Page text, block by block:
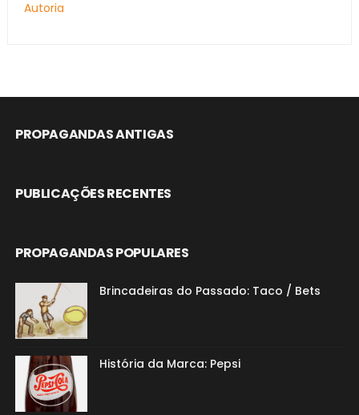
Autoria
PROPAGANDAS ANTIGAS
PUBLICAÇÕES RECENTES
PROPAGANDAS POPULARES
Brincadeiras do Passado: Taco / Bets
História da Marca: Pepsi